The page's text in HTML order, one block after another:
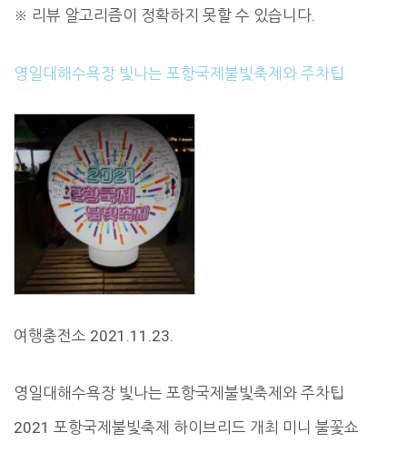
※ 리뷰 알고리즘이 정확하지 못할 수 있습니다.
영일대해수욕장 빛나는 포항국제불빛축제와 주차팁
여행충전소 2021.11.23.
영일대해수욕장 빛나는 포항국제불빛축제와 주차팁
2021 포항국제불빛축제 하이브리드 개최 미니 불꽃쇼